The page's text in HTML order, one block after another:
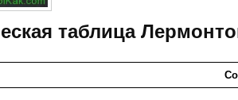
таблица